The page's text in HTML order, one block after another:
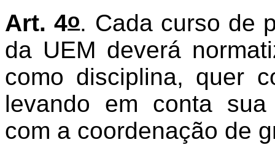
Art. 4o. Cada curso de
da UEM deverá
como disciplina, quer
levando em conta
com a coordenação de